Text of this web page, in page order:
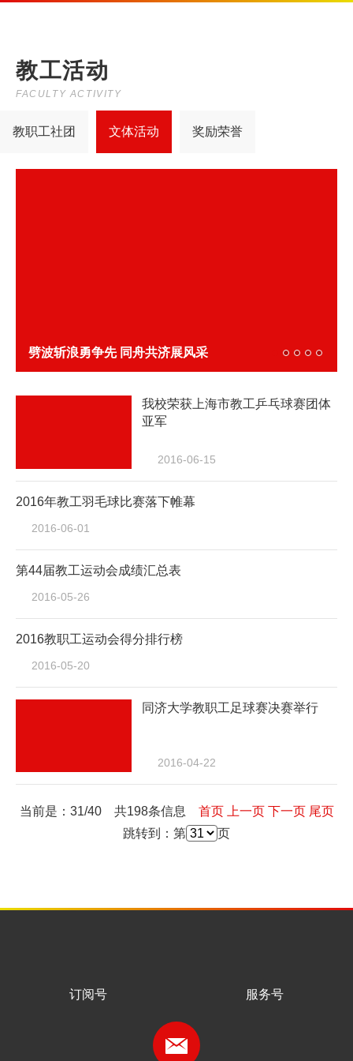
教工活动
FACULTY ACTIVITY
教职工社团 文体活动 奖励荣誉
劈波斩浪勇争先 同舟共济展风采
我校荣获上海市教工乒乓球赛团体
亚军
2016-06-15
2016年教工羽毛球比赛落下帷幕
2016-06-01
第44届教工运动会成绩汇总表
2016-05-26
2016教职工运动会得分排行榜
2016-05-20
同济大学教职工足球赛决赛举行
2016-04-22
当前是：31/40 共198条信息 首页 上一页 下一页 尾页
跳转到：第
页
订阅号 服务号